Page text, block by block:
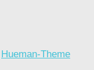
Hueman-Theme